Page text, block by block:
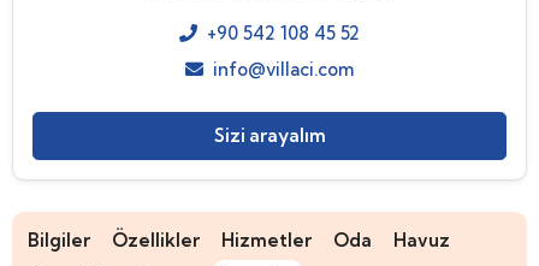
Bilgiler Özellikler Hizmetler Oda
Havuz
+90 542 108 45 52
info@villaci.com
Sizi arayalım